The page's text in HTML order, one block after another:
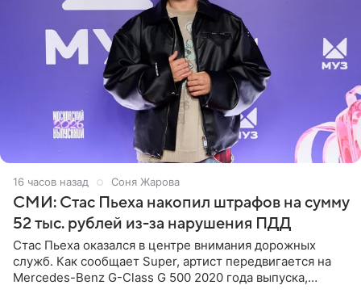
16 часов назад Соня Жарова
СМИ: Стас Пьеха накопил штрафов на сумму
52 тыс. рублей из-за нарушения ПДД
Стас Пьеха оказался в центре внимания дорожных
служб. Как сообщает Super, артист передвигается на
Mercedes-Benz G-Class G 500 2020 года выпуска,